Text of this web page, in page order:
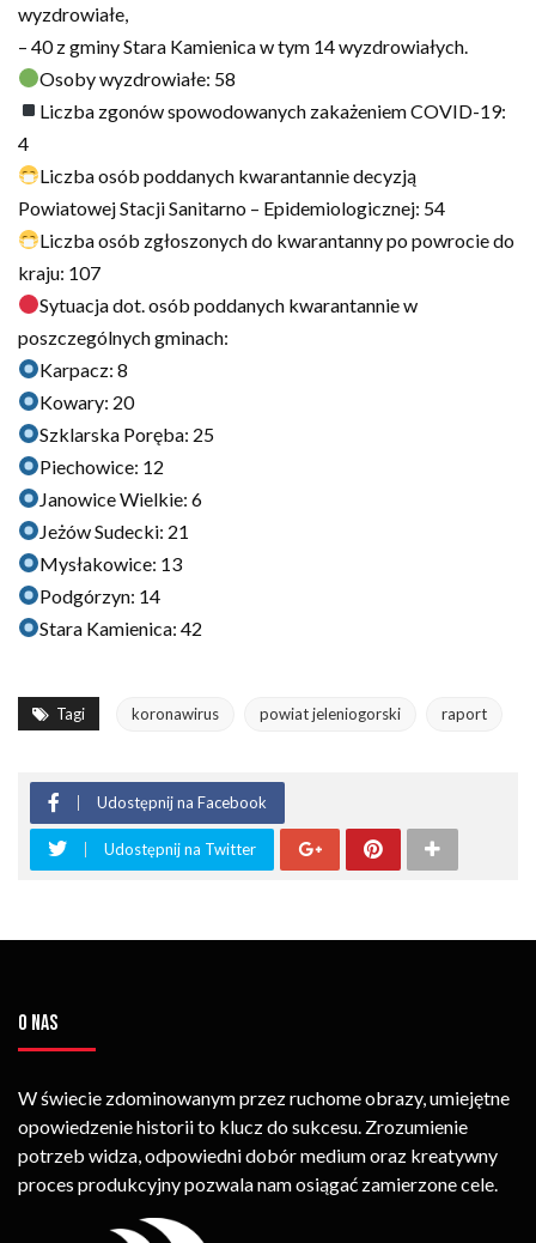
wyzdrowiałe,
– 40 z gminy Stara Kamienica w tym 14 wyzdrowiałych.
Osoby wyzdrowiałe: 58
Liczba zgonów spowodowanych zakażeniem COVID-19:
4
Liczba osób poddanych kwarantannie decyzją
Powiatowej Stacji Sanitarno – Epidemiologicznej: 54
Liczba osób zgłoszonych do kwarantanny po powrocie do
kraju: 107
Sytuacja dot. osób poddanych kwarantannie w
poszczególnych gminach:
Karpacz: 8
Kowary: 20
Szklarska Poręba: 25
Piechowice: 12
Janowice Wielkie: 6
Jeżów Sudecki: 21
Mysłakowice: 13
Podgórzyn: 14
Stara Kamienica: 42
Tagi koronawirus powiat jeleniogorski raport
Udostępnij na Facebook
Udostępnij na Twitter
O NAS
W świecie zdominowanym przez ruchome obrazy, umiejętne
opowiedzenie historii to klucz do sukcesu. Zrozumienie
potrzeb widza, odpowiedni dobór medium oraz kreatywny
proces produkcyjny pozwala nam osiągać zamierzone cele.